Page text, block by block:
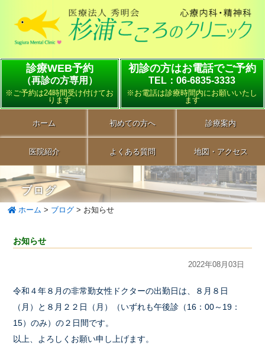
診療WEB予約
（再診の方専用）
※ご予約は24時間受け付けてお
ります
初診の方はお電話でご予約
TEL：06-6835-3333
※お電話は診療時間内にお願いいたし
ます
ホーム 初めての方へ 診療案内
医院紹介 よくある質問 地図・アクセス
ブログ
ホーム > ブログ > お知らせ
お知らせ
2022年08月03日
令和４年８月の非常勤女性ドクターの出勤日は、８月８日
（月）と８月２２日（月）（いずれも午後診（16：00～19：
15）のみ）の２日間です。
以上、よろしくお願い申し上げます。